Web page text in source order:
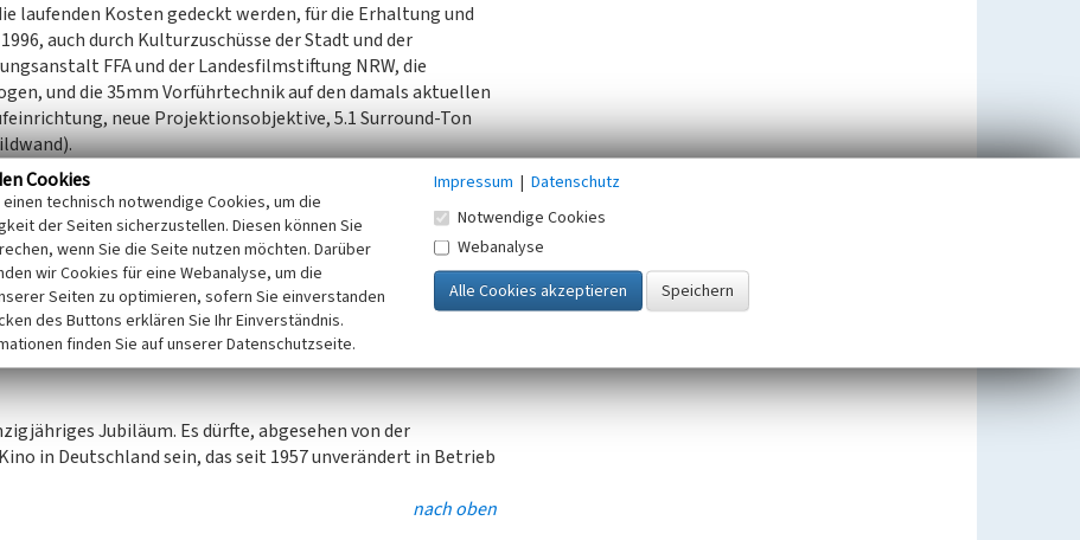
laufenden Kosten gedeckt werden, für die Erhaltung und
auch durch Kulturzuschüsse der Stadt und der
FFA und der Landesfilmstiftung NRW, die
und die 35mm Vorführtechnik auf den damals aktuellen
neue Projektionsobjektive, 5.1 Surround-Ton
Digitalisierung der Kinowelt auch digitale Vorführtechnik
Fördergeldern von FFA, BKM, und mit durch die
aus europäischen Strukturentwicklungsfonds
über eine 4k Projektionsanlage des Typs Sony SRX-R515P,
die Saalsteuerung automatisiert. Abgesehen von der
diese Modernisierungen vom Publikum aber nicht als
IX Projektor tut, wenn nötig, noch immer ihren
Jubiläum. Es dürfte, abgesehen von der
in Deutschland sein, das seit 1957 unverändert in Betrieb
nach oben
Cookies
einen technisch notwendige Cookies, um die
der Seiten sicherzustellen. Diesen können Sie
wenn Sie die Seite nutzen möchten. Darüber
wir Cookies für eine Webanalyse, um die
Seiten zu optimieren, sofern Sie einverstanden
des Buttons erklären Sie Ihr Einverständnis.
finden Sie auf unserer Datenschutzseite.
Impressum | Datenschutz
Notwendige Cookies
Webanalyse